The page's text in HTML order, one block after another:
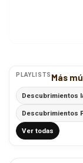
PLAYLISTS Más
Descubrimientos
Ver todas